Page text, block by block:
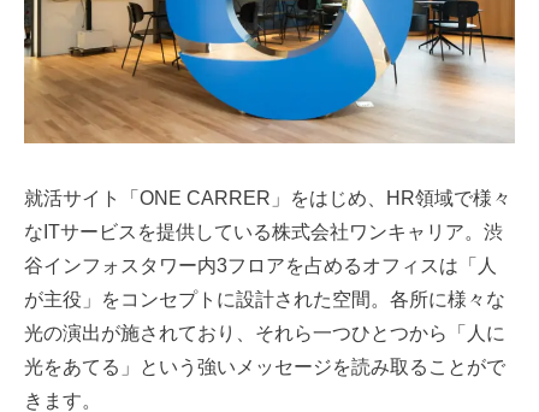
就活サイト「ONE CARRER」をはじめ、HR領域で様々
なITサービスを提供している株式会社ワンキャリア。渋
谷インフォスタワー内3フロアを占めるオフィスは「人
が主役」をコンセプトに設計された空間。各所に様々な
光の演出が施されており、それら一つひとつから「人に
光をあてる」という強いメッセージを読み取ることがで
きます。